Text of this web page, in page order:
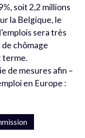
soit 2,2 millions
la Belgique, le
sera très
chômage
terme.
de mesures afin –
en Europe :